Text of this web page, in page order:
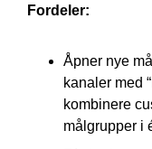
Fordeler:
Åpner nye
kanaler med
kombinere
målgrupper i